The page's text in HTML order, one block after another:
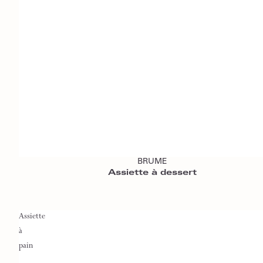
BRUME
Assiette à dessert
Assiette
à
pain